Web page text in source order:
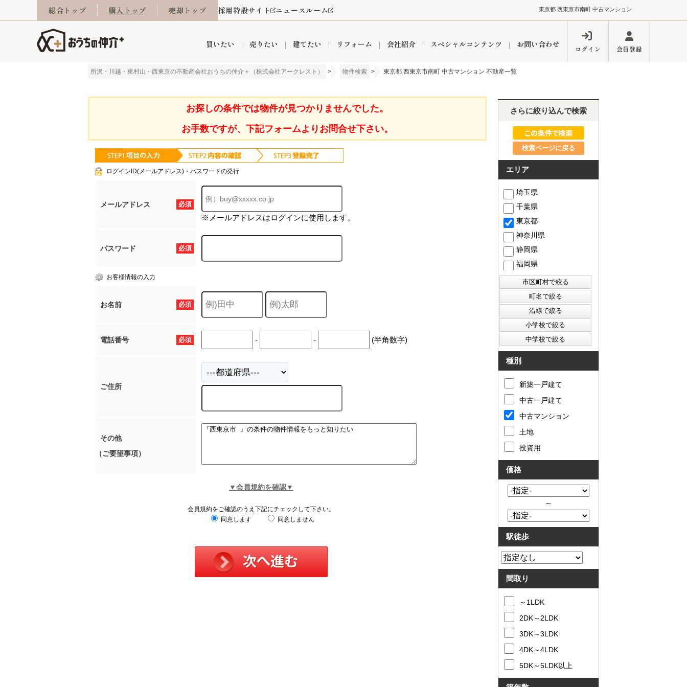
東京都 西東京市南町 中古マンション
総合トップ 購入トップ 売却トップ 採用特設サイト ニュースルーム
買いたい
学区から探す 町名から探す お気に入り 閲覧履歴
当社お預かり物件 グループ会社施工物件 リノベーション済み物件
当社提携金融機関 8代疾病保証付き住宅ローン
東村山市
売りたい
売却査定実績 売却成功実績 よくある質問 売却コラム
住み替え 離婚 不動産買取 空き家 リースバック
東村山市 入間市 狭山市 富士見市 練馬区
建てたい リフォーム
リフォーム事例 【埼玉】補助金・助成金 【東京】補助金・助成金
会社紹介
採用情報 お客様の声 創業の想い インフォメーション ブログ
小手指営業所 所沢営業所 東所沢営業所 入間営業所 ひばりケ丘営業所 東久留米営業所
おうちのリフォーム おうちパークグループの強み
スペシャルコンテンツ
マンションカタログ おうちパークくらぶ レンタルスペース
お問い合わせ
オンライン相談予約 売却査定依頼 なんでもご相談 プライバシーポリシー
ログイン 会員登録
所沢・川越・東村山・西東京の不動産会社おうちの仲介＋（株式会社アークレスト） > 物件検索 > 東京都 西東京市南町 中古マンション 不動産一覧
お探しの条件では物件が見つかりませんでした。
お手数ですが、下記フォームよりお問合せ下さい。
ログインID(メールアドレス)・パスワードの発行
必須
メールアドレス
※メールアドレスはログインに使用します。
必須
パスワード
お客様情報の入力
必須
お名前
必須
電話番号 - - (半角数字)
ご住所
その他
（ご要望事項）
▼会員規約を確認▼
会員規約をご確認のうえ下記にチェックして下さい。
同意します
同意しません
さらに絞り込んで検索
検索ページに戻る
エリア
埼玉県
千葉県
東京都
神奈川県
静岡県
福岡県
種別
新築一戸建て
中古一戸建て
中古マンション
土地
投資用
価格
～
駅徒歩
間取り
～1LDK
2DK～2LDK
3DK～3LDK
4DK～4LDK
5DK～5LDK以上